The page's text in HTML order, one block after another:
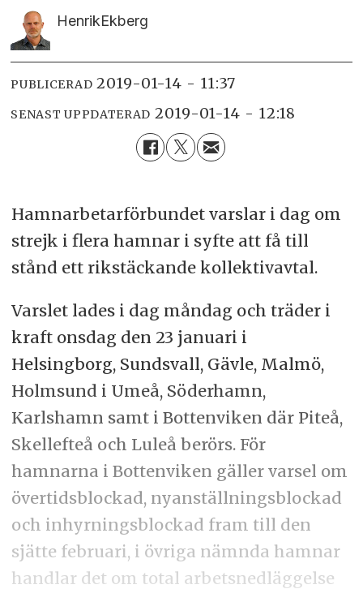
HenrikEkberg
PUBLICERAD 2019-01-14 - 11:37
SENAST UPPDATERAD 2019-01-14 - 12:18
Hamnarbetarförbundet varslar i dag om
strejk i flera hamnar i syfte att få till
stånd ett rikstäckande kollektivavtal.
Varslet lades i dag måndag och träder i
kraft onsdag den 23 januari i
Helsingborg, Sundsvall, Gävle, Malmö,
Holmsund i Umeå, Söderhamn,
Karlshamn samt i Bottenviken där Piteå,
Skellefteå och Luleå berörs. För
hamnarna i Bottenviken gäller varsel om
övertidsblockad, nyanställningsblockad
och inhyrningsblockad fram till den
sjätte februari, i övriga nämnda hamnar
handlar det om total arbetsnedläggelse